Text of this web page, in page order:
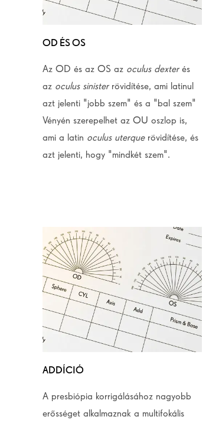
OD ÉS OS
Az OD és az OS az oculus dexterés
az oculus sinisterrövidítése, ami latinul
azt jelenti "jobb szem" és a "bal szem"
Vényén szerepelhet az OU oszlop is,
ami a latin oculus uterquerövidítése, és
azt jelenti, hogy "mindkét szem".
ADDÍCIÓ
A presbiópia korrigálásához nagyobb
erősséget alkalmaznak a multifokális